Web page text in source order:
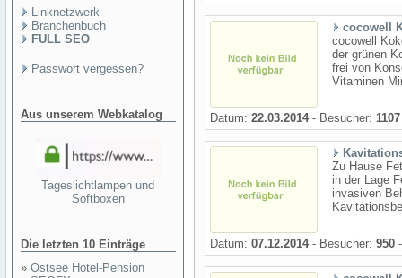
Linknetzwerk
Branchenbuch
FULL SEO
Passwort vergessen?
Aus unserem Webkatalog
Tageslichtlampen und
Softboxen
Die letzten 10 Einträge
» Ostsee Hotel-Pension
cocowell
cocowell
der grünen
frei von
Vitaminen
Datum: 22.03.2014- Besucher: 1107
Zu Hause
in der Lage
invasiven
Datum: 07.12.2014- Besucher: 950